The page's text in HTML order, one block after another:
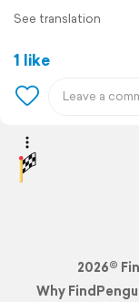
See translation
1 like
2026©
Why